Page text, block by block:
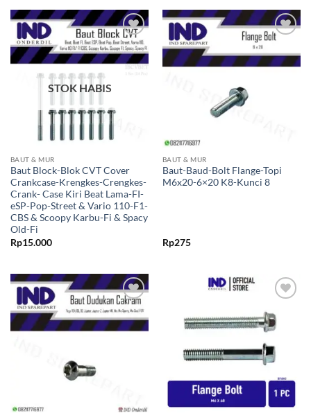
Rp410
Tambahkan
ke Wishlist
STOK HABIS
BAUT & MUR
Baut Block-Blok CVT Cover
Crankcase-Krengkes-Crengkes-
Crank- Case Kiri Beat Lama-FI-
eSP-Pop-Street & Vario 110-F1-
CBS & Scoopy Karbu-Fi & Spacy
Old-Fi
Rp15.000
Tambahkan
ke Wishlist
BAUT & MUR
Baut-Baud-Bolt Flange-Topi
M6x20-6×20 K8-Kunci 8
Rp275
Tambahkan
ke Wishlist
ke Wishlist